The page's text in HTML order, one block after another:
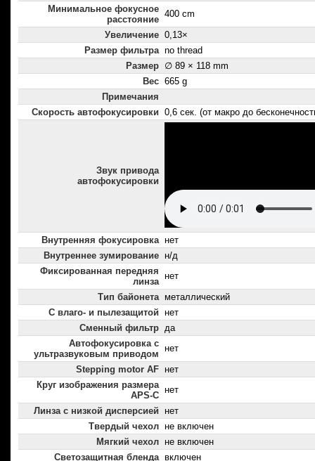
Минимальное фокусное
расстояние
400 cm
Увеличение 0,13×
Размер фильтра no thread
Размер ∅ 89 × 118 mm
Вес 665 g
Примечания
Скорость автофокусировки 0,6 сек. (от макро до
Звук привода
автофокусировки
Внутренняя фокусировка нет
Внутреннее зумирование н/д
Фиксированная передняя
линза
нет
Тип байонета металлический
С влаго- и пылезащитой нет
Сменный фильтр да
Автофокусировка с
ультразвуковым приводом
нет
Stepping motor AF нет
Круг изображения размера
APS-C
нет
Линза с низкой дисперсией
нет
Твердый чехол не включен
Мягкий чехол не включен
Светозащитная бленда включен